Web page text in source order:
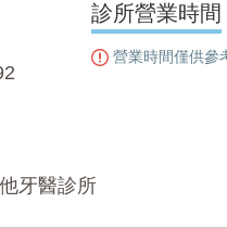
診所營業時間
營業時間僅供參
牙醫診所